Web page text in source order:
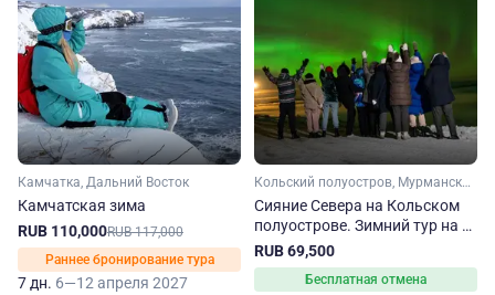
Камчатка, Дальний Восток
Камчатская зима
RUB 110,000RUB 117,000
Раннее бронирование тура
7 дн. 6—12 апреля 2027
Кольский полуостров, Мурманская область, Арктика
Сияние Севера на Кольском
полуострове. Зимний тур на 3
дня
RUB 69,500
Бесплатная отмена